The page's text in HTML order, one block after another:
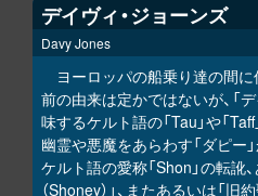
デイヴィ・ジョーンズ
Davy Jones
ヨーロッパの船乗り達の間
前の由来は定かではないが、「
味するケルト語の「Tau」や「
幽霊や悪魔をあらわす「ダピー」
ケルト語の愛称「Shon」の転訛
（Shoney）」、またあるいは「旧